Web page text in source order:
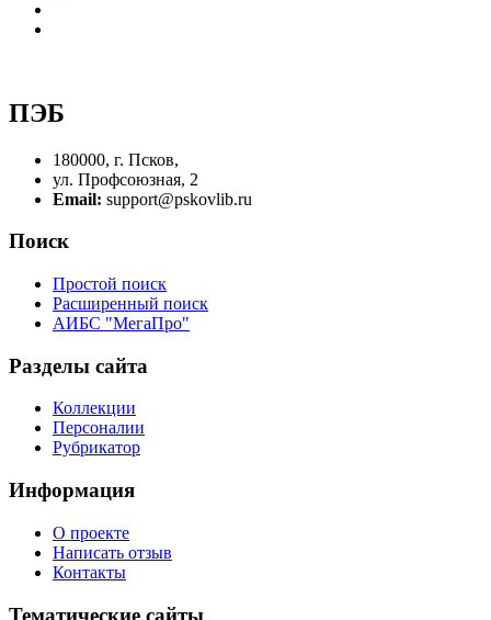
ПЭБ
180000, г. Псков,
ул. Профсоюзная, 2
Email: support@pskovlib.ru
Поиск
Простой поиск
Расширенный поиск
АИБС "МегаПро"
Разделы сайта
Коллекции
Персоналии
Рубрикатор
Информация
О проекте
Написать отзыв
Контакты
Тематические сайты